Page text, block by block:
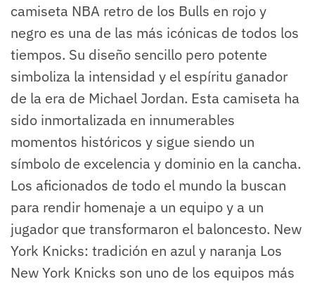
camiseta NBA retro de los Bulls en rojo y
negro es una de las más icónicas de todos los
tiempos. Su diseño sencillo pero potente
simboliza la intensidad y el espíritu ganador
de la era de Michael Jordan. Esta camiseta ha
sido inmortalizada en innumerables
momentos históricos y sigue siendo un
símbolo de excelencia y dominio en la cancha.
Los aficionados de todo el mundo la buscan
para rendir homenaje a un equipo y a un
jugador que transformaron el baloncesto. New
York Knicks: tradición en azul y naranja Los
New York Knicks son uno de los equipos más